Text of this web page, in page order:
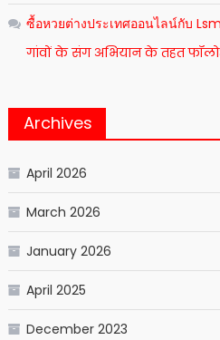
ซื้อหวยต่างประเทศออนไลน์กับ
गांवों के संग अभियान के तहत
Archives
April 2026
March 2026
January 2026
April 2025
December 2023